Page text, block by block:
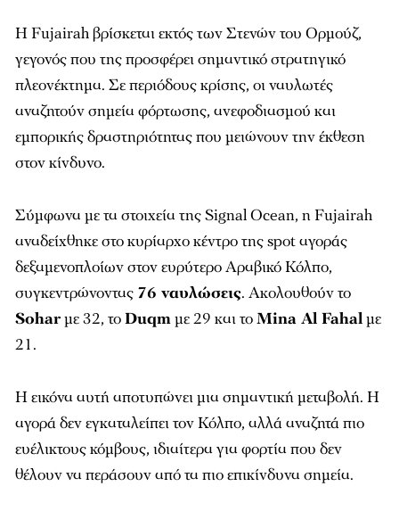
Η Fujairah βρίσκεται εκτός των Στενών του Ορμούζ,
γεγονός που της προσφέρει σημαντικό στρατηγικό
πλεονέκτημα. Σε περιόδους κρίσης, οι ναυλωτές
αναζητούν σημεία φόρτωσης, ανεφοδιασμού και
εμπορικής δραστηριότητας που μειώνουν την έκθεση
στον κίνδυνο.
Σύμφωνα με τα στοιχεία της Signal Ocean, η Fujairah
αναδείχθηκε στο κυρίαρχο κέντρο της spot αγοράς
δεξαμενοπλοίων στον ευρύτερο Αραβικό Κόλπο,
συγκεντρώνοντας 76 ναυλώσεις. Ακολουθούν το
Soharμε 32, τοDuqmμε 29 και τοMina Al Fahalμε
21.
Η εικόνα αυτή αποτυπώνει μια σημαντική μεταβολή. Η
αγορά δεν εγκαταλείπει τον Κόλπο, αλλά αναζητά πιο
ευέλικτους κόμβους, ιδιαίτερα για φορτία που δεν
θέλουν να περάσουν από τα πιο επικίνδυνα σημεία.